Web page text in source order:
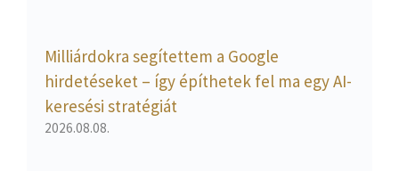
Milliárdokra segítettem a Google
hirdetéseket – így építhetek fel ma egy AI-
keresési stratégiát
2026.08.08.